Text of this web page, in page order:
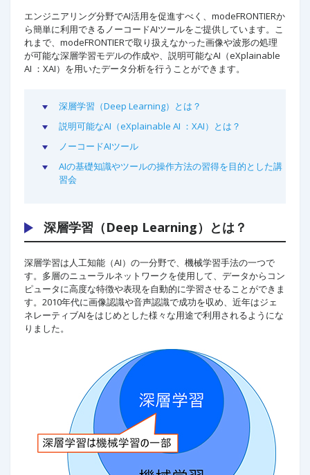
エンジニアリング分野でAI活用を促進すべく、modeFRONTIERか
ら簡単に利用できるノーコードAIツールをご提供しています。こ
れまで、modeFRONTIERで取り扱えなかった画像や波形の処理
が可能な深層学習モデルの作成や、説明可能なAI（eXplainable
AI ：XAI）を用いたデータ分析を行うことができます。
深層学習（Deep Learning）とは？
説明可能なAI（eXplainable AI ：XAI）とは？
ノーコードAIツール
AIの基礎知識やツールの操作方法の習得を目的とした講
習会
深層学習（Deep Learning）とは？
深層学習は人工知能（AI）の一分野で、機械学習手法の一つで
す。多層のニューラルネットワークを使用して、データからコン
ピュータに高度な特徴や表現を自動的に学習させることができま
す。2010年代に画像認識や音声認識で成功を収め、近年はジェ
ネレーティブAIをはじめとした様々な用途で利用されるようにな
りました。